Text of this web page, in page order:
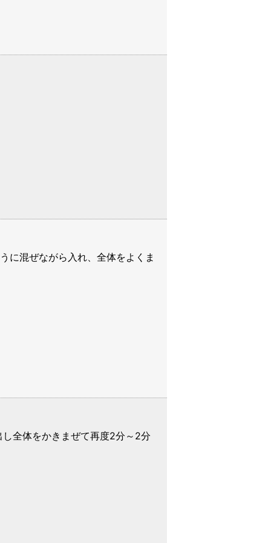
に混ぜながら入れ、全体をよくま
全体をかきまぜて再度2分～2分